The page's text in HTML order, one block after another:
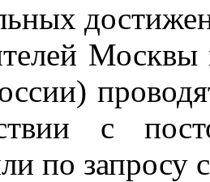
Москвы
с
по запросу